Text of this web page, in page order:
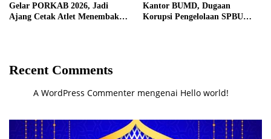
Gelar PORKAB 2026, Jadi
Ajang Cetak Atlet Menembak
Kantor BUMD, Dugaan
Korupsi Pengelolaan SPBU
Recent Comments
A WordPress Commenter mengenai Hello world!